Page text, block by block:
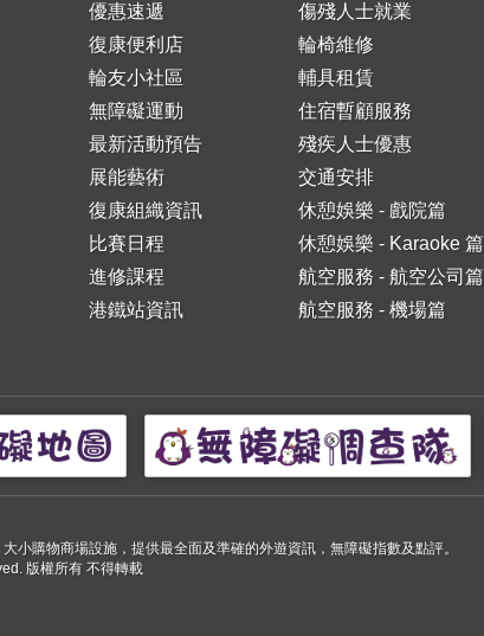
優惠速遞
復康便利店
輪友小社區
無障礙運動
最新活動預告
展能藝術
復康組織資訊
比賽日程
進修課程
港鐵站資訊
傷殘人士就業
輪椅維修
輔具租賃
住宿暫顧服務
殘疾人士優惠
交通安排
休憩娛樂 - 戲院篇
休憩娛樂 - Karaoke 篇
航空服務 - 航空公司篇
航空服務 - 機場篇
小購物商場設施，提供最全面及準確的外遊資訊，無障礙指數及點評。
版權所有 不得轉載